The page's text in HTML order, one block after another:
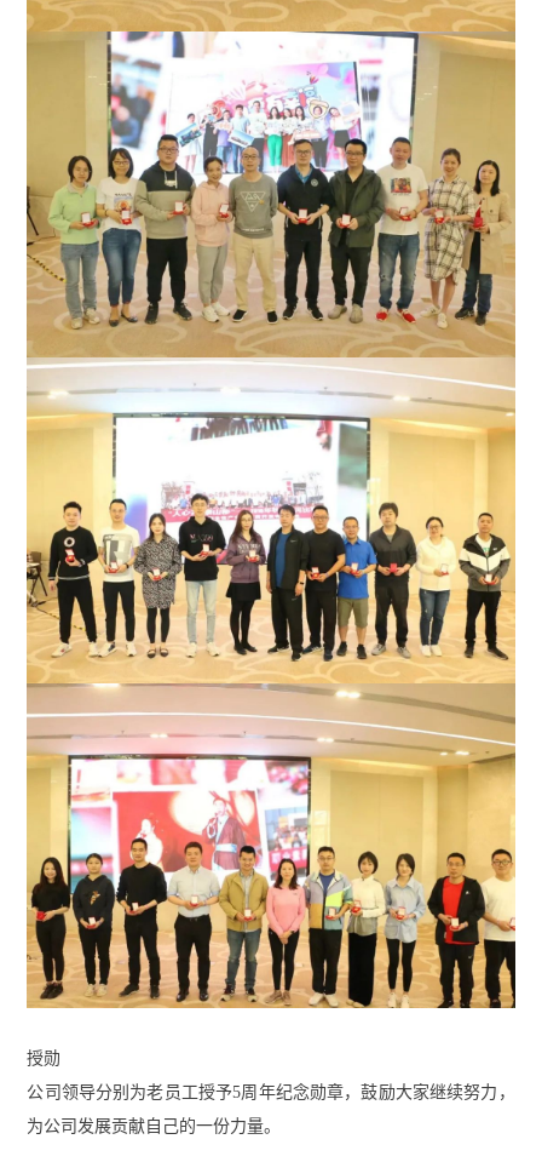
授勋
公司领导分别为老员工授予5周年纪念勋章，鼓励大家继续努力，
为公司发展贡献自己的一份力量。